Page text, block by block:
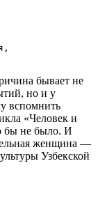
бывает не
но и у
вспомнить
«Человек и
бы не было. И
женщина —
Узбекской